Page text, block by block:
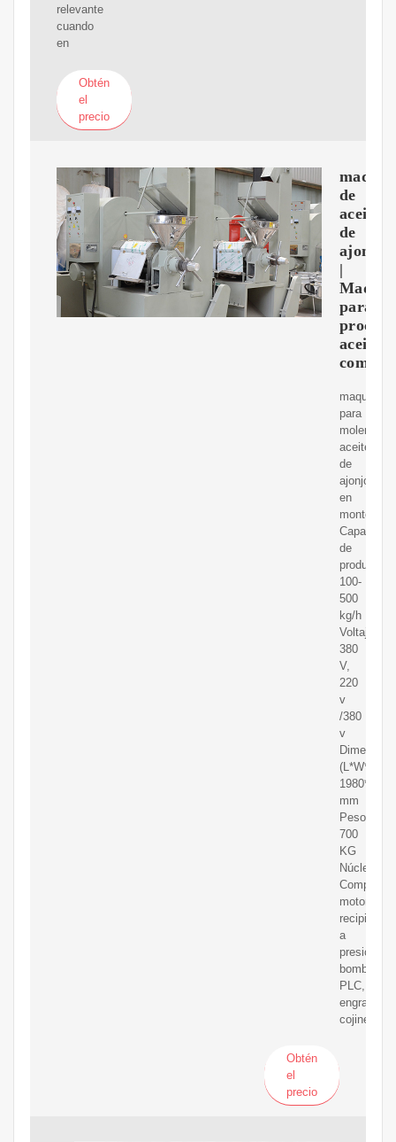
relevante
cuando
en
Obtén
el
precio
de
aceite
de
ajonjolí
|
para
aceite
maquina
para
moler
aceite
de
ajonjolí
en
monterrey
Capacidad
de
100-
500
kg/h
Voltaje:
380
V,
220
v
/380
v
Dimensión
(L*W*H):
mm
Peso:
700
KG
Núcleo
motor,
recipiente
a
presión,
bomba,
PLC,
engranaje,
cojinete
Obtén
el
precio